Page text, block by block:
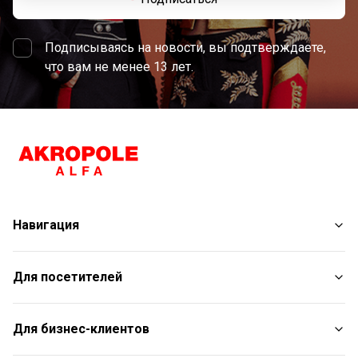
Подписываясь на новости, вы подтверждаете,
что вам не менее 13 лет.
Навигация
Услуги
Развлечения
Рестораны
Для посетителей
С животными
Для бизнес-клиентов